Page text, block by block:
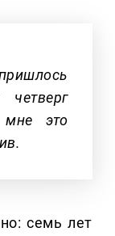
это
семь лет